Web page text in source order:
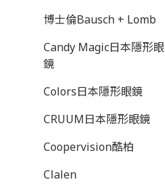
博士倫Bausch + Lomb
Candy Magic日本隱形眼
鏡
Colors日本隱形眼鏡
CRUUM日本隱形眼鏡
Coopervision酷柏
Clalen